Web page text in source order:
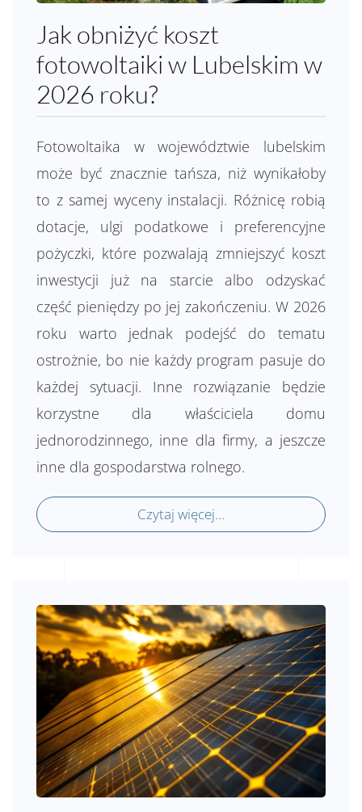
Jak obniżyć koszt
fotowoltaiki w Lubelskim w
2026 roku?
Fotowoltaika w województwie lubelskim
może być znacznie tańsza, niż wynikałoby
to z samej wyceny instalacji. Różnicę robią
dotacje, ulgi podatkowe i preferencyjne
pożyczki, które pozwalają zmniejszyć koszt
inwestycji już na starcie albo odzyskać
część pieniędzy po jej zakończeniu. W 2026
roku warto jednak podejść do tematu
ostrożnie, bo nie każdy program pasuje do
każdej sytuacji. Inne rozwiązanie będzie
korzystne dla właściciela domu
jednorodzinnego, inne dla firmy, a jeszcze
inne dla gospodarstwa rolnego.
Czytaj więcej...